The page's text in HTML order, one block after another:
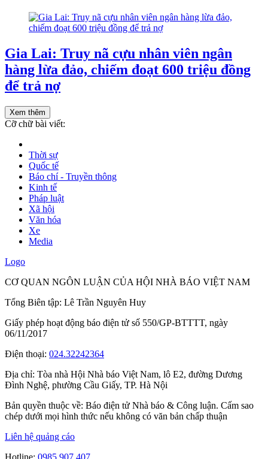
Gia Lai: Truy nã cựu nhân viên ngân
hàng lừa đảo, chiếm đoạt 600 triệu đồng
để trả nợ
Xem thêm
Cỡ chữ bài viết:
Thời sự
Quốc tế
Báo chí - Truyền thông
Kinh tế
Pháp luật
Xã hội
Văn hóa
Xe
Media
Logo
CƠ QUAN NGÔN LUẬN CỦA HỘI NHÀ BÁO VIỆT NAM
Tổng Biên tập: Lê Trần Nguyên Huy
Giấy phép hoạt động báo điện tử số 550/GP-BTTTT, ngày
06/11/2017
Điện thoại: 024.32242364
Địa chỉ: Tòa nhà Hội Nhà báo Việt Nam, lô E2, đường Dương
Đình Nghệ, phường Cầu Giấy, TP. Hà Nội
Bản quyền thuộc về: Báo điện tử Nhà báo & Công luận. Cấm sao
chép dưới mọi hình thức nếu không có văn bản chấp thuận
Liên hệ quảng cáo
Hotline: 0985.907.407